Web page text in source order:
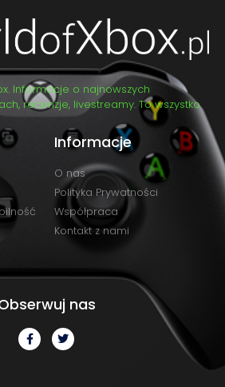
Informacje o najnowszych
recenzje, livestreamy. To wszystko
Informacje
O nas
Polityka Prywatności
Współpraca
Kontakt z nami
nas